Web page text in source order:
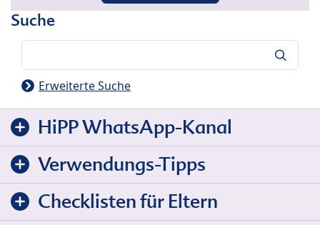
Suche
Erweiterte Suche
HiPP WhatsApp-Kanal
Verwendungs-Tipps
Checklisten für Eltern